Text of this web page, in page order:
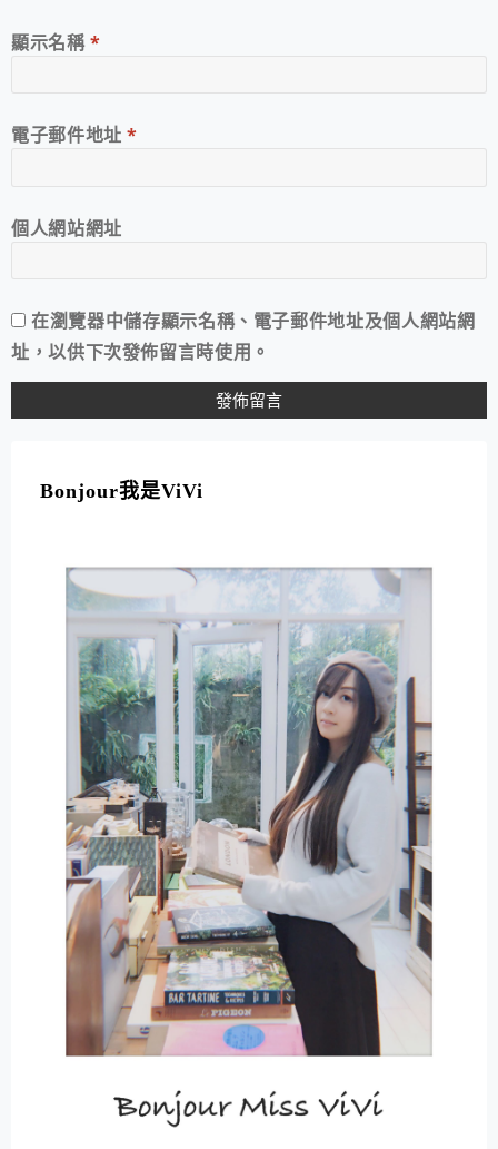
顯示名稱*
電子郵件地址*
個人網站網址
在瀏覽器中儲存顯示名稱、電子郵件地址及個人網站網
址，以供下次發佈留言時使用。
Bonjour我是ViVi